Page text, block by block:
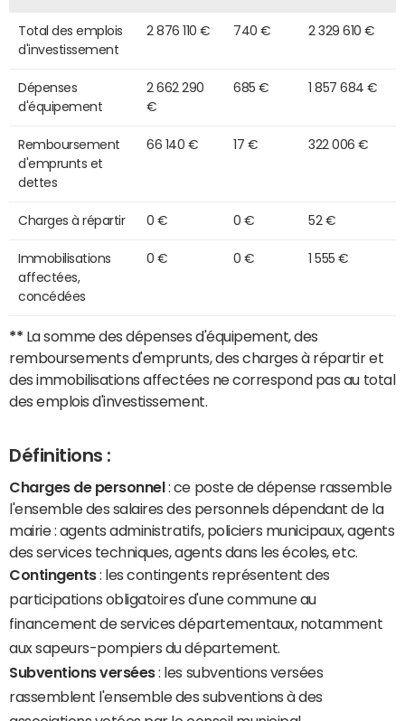
Total des emplois
d'investissement
2 876 110 € 740 € 2 329 610 €
Dépenses
d'équipement
2 662 290
€
685 € 1 857 684 €
Remboursement
d'emprunts et
dettes
66 140 € 17 € 322 006 €
Charges à répartir 0 € 0 € 52 €
Immobilisations
affectées,
concédées
0 € 0 € 1 555 €
** La somme des dépenses d'équipement, des
remboursements d'emprunts, des charges à répartir et
des immobilisations affectées ne correspond pas au total
des emplois d'investissement.
Définitions :
Charges de personnel : ce poste de dépense rassemble
l'ensemble des salaires des personnels dépendant de la
mairie : agents administratifs, policiers municipaux, agents
des services techniques, agents dans les écoles, etc.
Contingents: les contingents représentent des
participations obligatoires d'une commune au
financement de services départementaux, notamment
aux sapeurs-pompiers du département.
Subventions versées: les subventions versées
rassemblent l'ensemble des subventions à des